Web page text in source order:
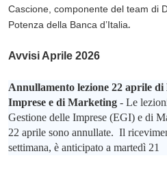
Cascione, componente del team di
Potenza della Banca d’Italia.
Avvisi Aprile 2026
Annullamento lezione 22 aprile di
Imprese e di Marketing - Le
Gestione delle Imprese (EGI) e di
22 aprile sono annullate. Il
settimana, è anticipato a martedì 21